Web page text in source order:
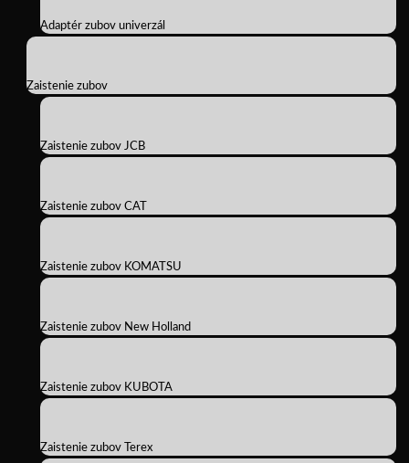
Adaptér zubov univerzál
Zaistenie zubov
Zaistenie zubov JCB
Zaistenie zubov CAT
Zaistenie zubov KOMATSU
Zaistenie zubov New Holland
Zaistenie zubov KUBOTA
Zaistenie zubov Terex